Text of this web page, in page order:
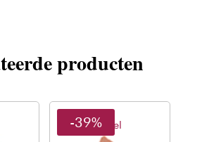
producten
Sibel
-39%